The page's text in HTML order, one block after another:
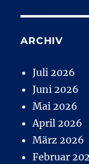
ARCHIV
Juli 2026
Juni 2026
Mai 2026
April 2026
März 2026
Februar